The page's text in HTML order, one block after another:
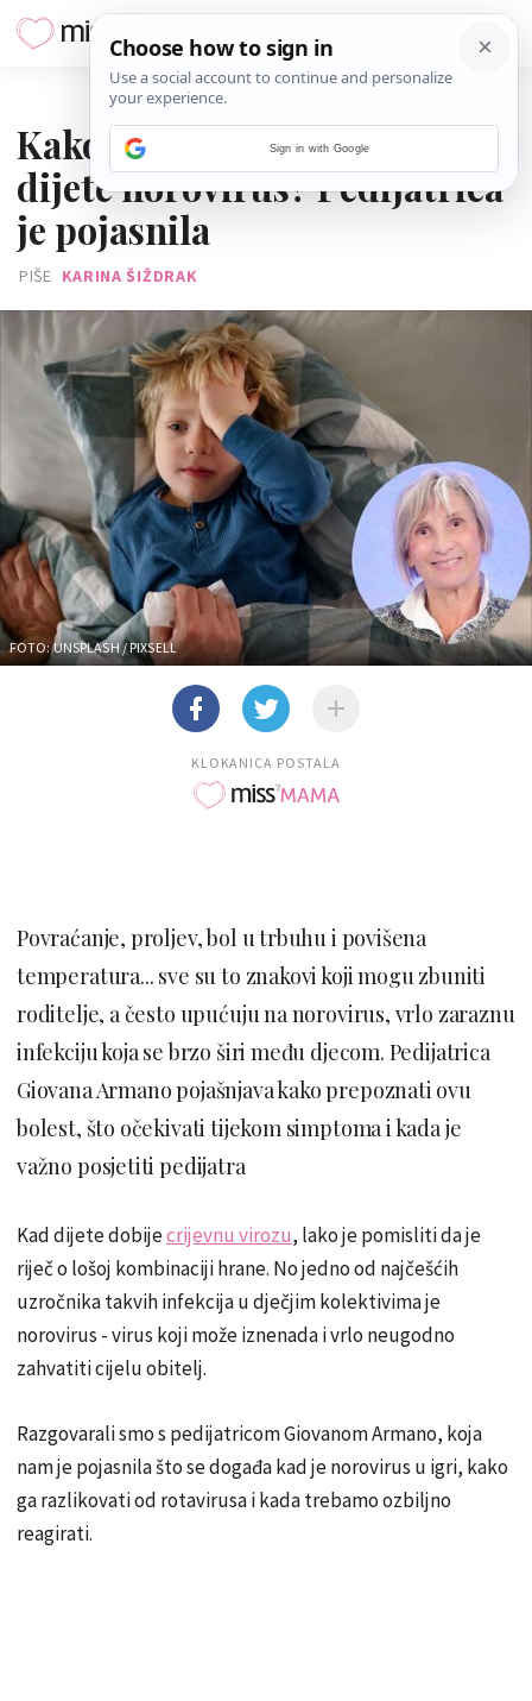
Kako mogu znati ima li moje
dijete norovirus? Pedijatrica
je pojasnila
PIŠE KARINA ŠIŽDRAK
FOTO: UNSPLASH / PIXSELL
KLOKANICA POSTALA
Povraćanje, proljev, bol u trbuhu i povišena
temperatura... sve su to znakovi koji mogu zbuniti
roditelje, a često upućuju na norovirus, vrlo zaraznu
infekciju koja se brzo širi među djecom. Pedijatrica
Giovana Armano pojašnjava kako prepoznati ovu
bolest, što očekivati tijekom simptoma i kada je
važno posjetiti pedijatra
Kad dijete dobijecrijevnu virozu, lako je pomisliti da je
riječ o lošoj kombinaciji hrane. No jedno od najčešćih
uzročnika takvih infekcija u dječjim kolektivima je
norovirus - virus koji može iznenada i vrlo neugodno
zahvatiti cijelu obitelj.
Razgovarali smo s pedijatricom Giovanom Armano, koja
nam je pojasnila što se događa kad je norovirus u igri, kako
ga razlikovati od rotavirusa i kada trebamo ozbiljno
reagirati.
Sign in with Google